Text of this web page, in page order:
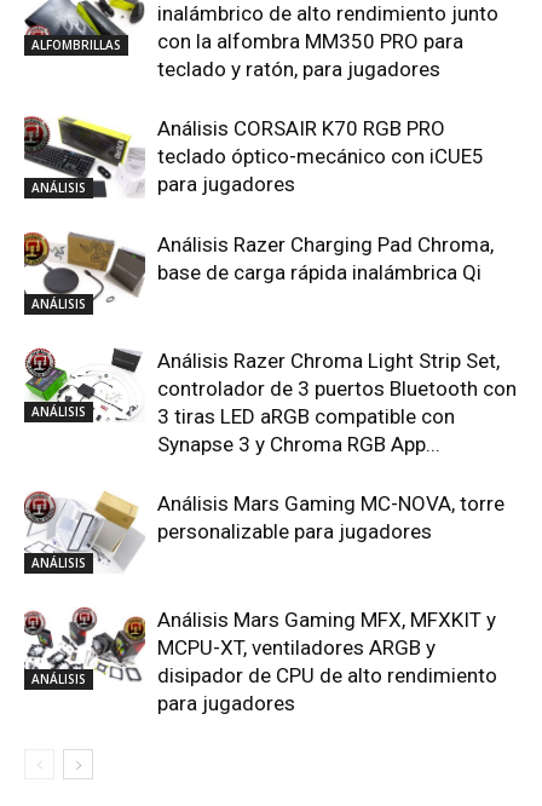
ALFOMBRILLAS
inalámbrico de alto rendimiento junto
con la alfombra MM350 PRO para
teclado y ratón, para jugadores
ANÁLISIS
Análisis CORSAIR K70 RGB PRO
teclado óptico-mecánico con iCUE5
para jugadores
ANÁLISIS
Análisis Razer Charging Pad Chroma,
base de carga rápida inalámbrica Qi
ANÁLISIS
Análisis Razer Chroma Light Strip Set,
controlador de 3 puertos Bluetooth con
3 tiras LED aRGB compatible con
Synapse 3 y Chroma RGB App...
ANÁLISIS
Análisis Mars Gaming MC-NOVA, torre
personalizable para jugadores
ANÁLISIS
Análisis Mars Gaming MFX, MFXKIT y
MCPU-XT, ventiladores ARGB y
disipador de CPU de alto rendimiento
para jugadores